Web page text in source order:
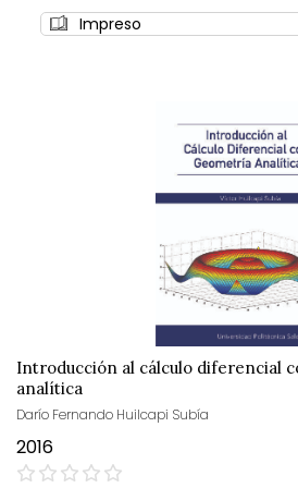
0%
Impreso
Introducción al cálculo diferencial
analítica
Darío Fernando Huilcapi Subía
2016